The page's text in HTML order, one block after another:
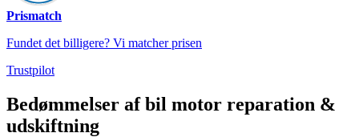
Prismatch
Fundet det billigere? Vi matcher prisen
Trustpilot
Bedømmelser af bil motor reparation &
udskiftning